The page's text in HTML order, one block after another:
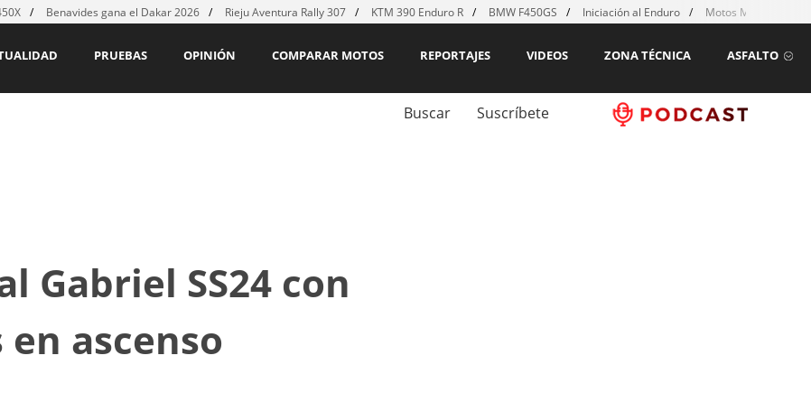
Benavides gana el Dakar 2026 Rieju Aventura Rally 307 KTM 390 Enduro R BMW F450GS Iniciación al Enduro Motos MX para
ASFALTO
ZONA TÉCNICA
VIDEOS
REPORTAJES
COMPARAR MOTOS
OPINIÓN
PRUEBAS
Buscar Suscríbete
Gabriel SS24 con
ascenso